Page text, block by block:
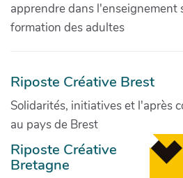
apprendre dans l'enseignement
formation des adultes
Riposte Créative Brest
Solidarités, initiatives et l'après
au pays de Brest
Riposte Créative
Bretagne